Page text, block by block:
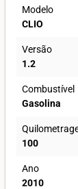
Modelo
CLIO
Versão
1.2
Combustível
Gasolina
100
Ano
2010